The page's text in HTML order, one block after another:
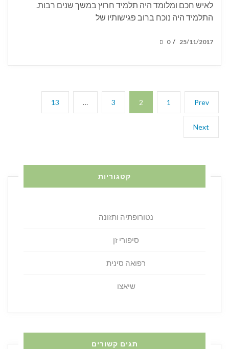
לאיש חכם ומלומד היה תלמיד חרוץ במשך שנים רבות.
התלמיד היה נוכח ברוב פגישותיו של
POSTED
25/11/2017
/
0
Posts
pagination
Prev
Previous
page
Page1
Page
2
Page
3
…
Page
13
Next
Next
page
קטגוריות
נטורופתיה ותזונה
סיפורי זן
רפואה סינית
שיאצו
תגים קשורים